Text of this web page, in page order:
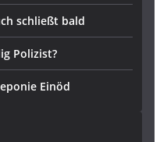
schließt bald
Polizist?
Einöd